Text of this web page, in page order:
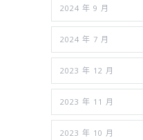
2024 年 9 月
2024 年 7 月
2023 年 12 月
2023 年 11 月
2023 年 10 月